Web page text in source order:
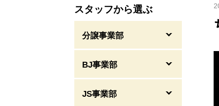
スタッフから選ぶ
分譲事業部
BJ事業部
JS事業部